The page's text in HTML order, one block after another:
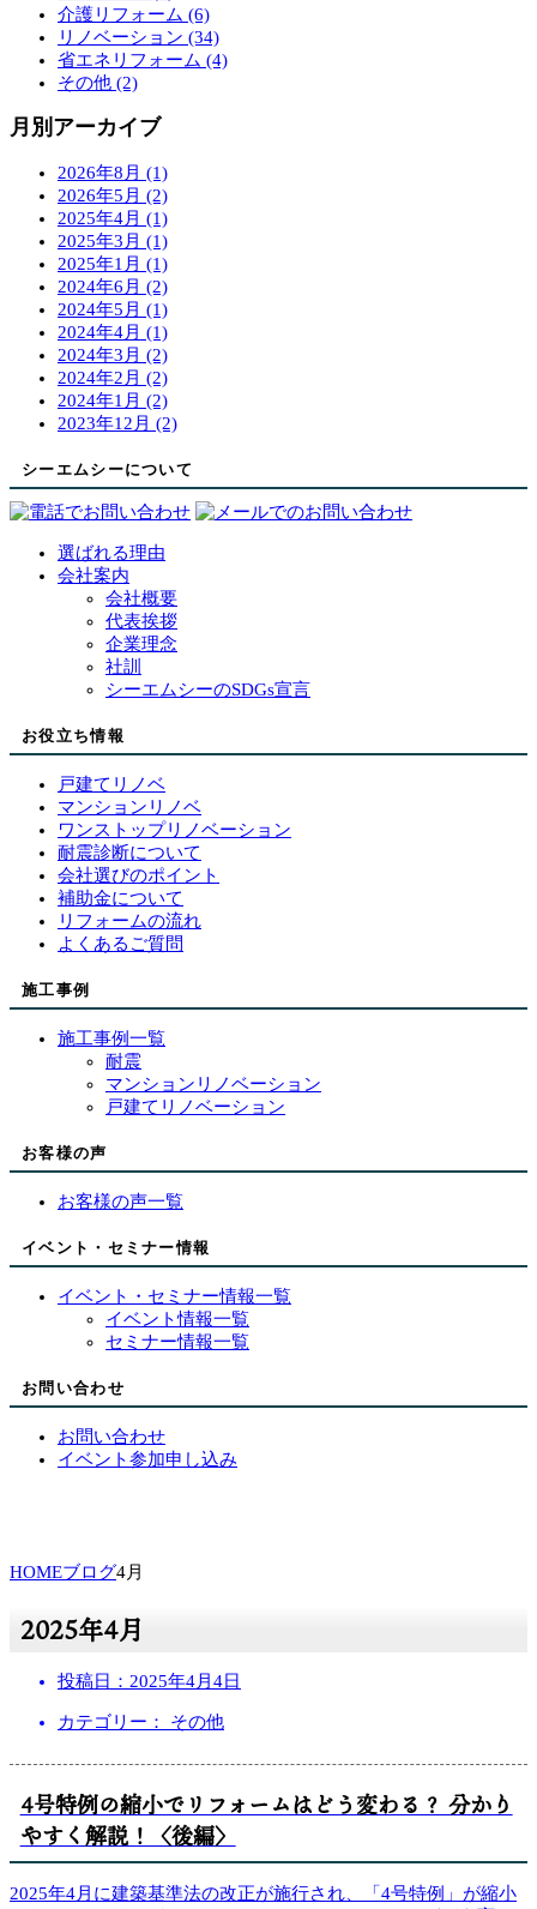
介護リフォーム (6)
リノベーション (34)
省エネリフォーム (4)
その他 (2)
月別アーカイブ
2026年8月 (1)
2026年5月 (2)
2025年4月 (1)
2025年3月 (1)
2025年1月 (1)
2024年6月 (2)
2024年5月 (1)
2024年4月 (1)
2024年3月 (2)
2024年2月 (2)
2024年1月 (2)
2023年12月 (2)
シーエムシーについて
選ばれる理由
会社案内
会社概要
代表挨拶
企業理念
社訓
シーエムシーのSDGs宣言
お役立ち情報
戸建てリノベ
マンションリノベ
ワンストップリノベーション
耐震診断について
会社選びのポイント
補助金について
リフォームの流れ
よくあるご質問
施工事例
施工事例一覧
耐震
マンションリノベーション
戸建てリノベーション
お客様の声
お客様の声一覧
イベント・セミナー情報
イベント・セミナー情報一覧
イベント情報一覧
セミナー情報一覧
お問い合わせ
お問い合わせ
イベント参加申し込み
HOMEブログ4月
2025年4月
投稿日： 2025年4月4日
カテゴリー： その他
4号特例の縮小でリフォームはどう変わる？ 分かり
やすく解説！〈後編〉
2025年4月に建築基準法の改正が施行され、「4号特例」が縮小